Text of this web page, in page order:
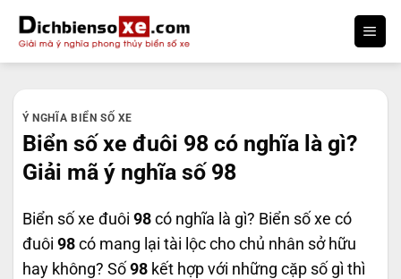
qua
nội
Ý NGHĨA BIỂN SỐ XE
Biển số xe đuôi 98 có nghĩa là gì?
Giải mã ý nghĩa số 98
Biển số xe đuôi 98 có nghĩa là gì? Biển số xe có
đuôi 98 có mang lại tài lộc cho chủ nhân sở hữu
hay không? Số 98 kết hợp với những cặp số gì thì